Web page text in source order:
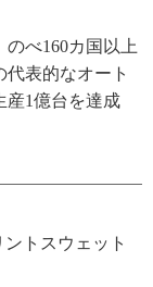
のべ160カ国以上
表的なオート
産1億台を達成
トスウェット